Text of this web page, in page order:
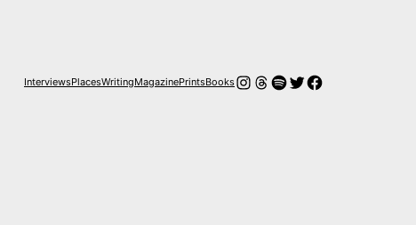
InterviewsPlacesWritingMagazinePrintsBooksInstagram
Hilos
Spotify
Twitter
Facebook